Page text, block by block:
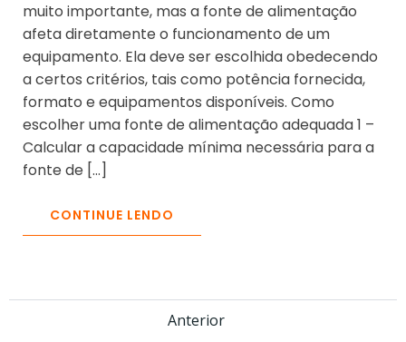
muito importante, mas a fonte de alimentação
afeta diretamente o funcionamento de um
equipamento. Ela deve ser escolhida obedecendo
a certos critérios, tais como potência fornecida,
formato e equipamentos disponíveis. Como
escolher uma fonte de alimentação adequada 1 –
Calcular a capacidade mínima necessária para a
fonte de […]
CONTINUE LENDO
Anterior